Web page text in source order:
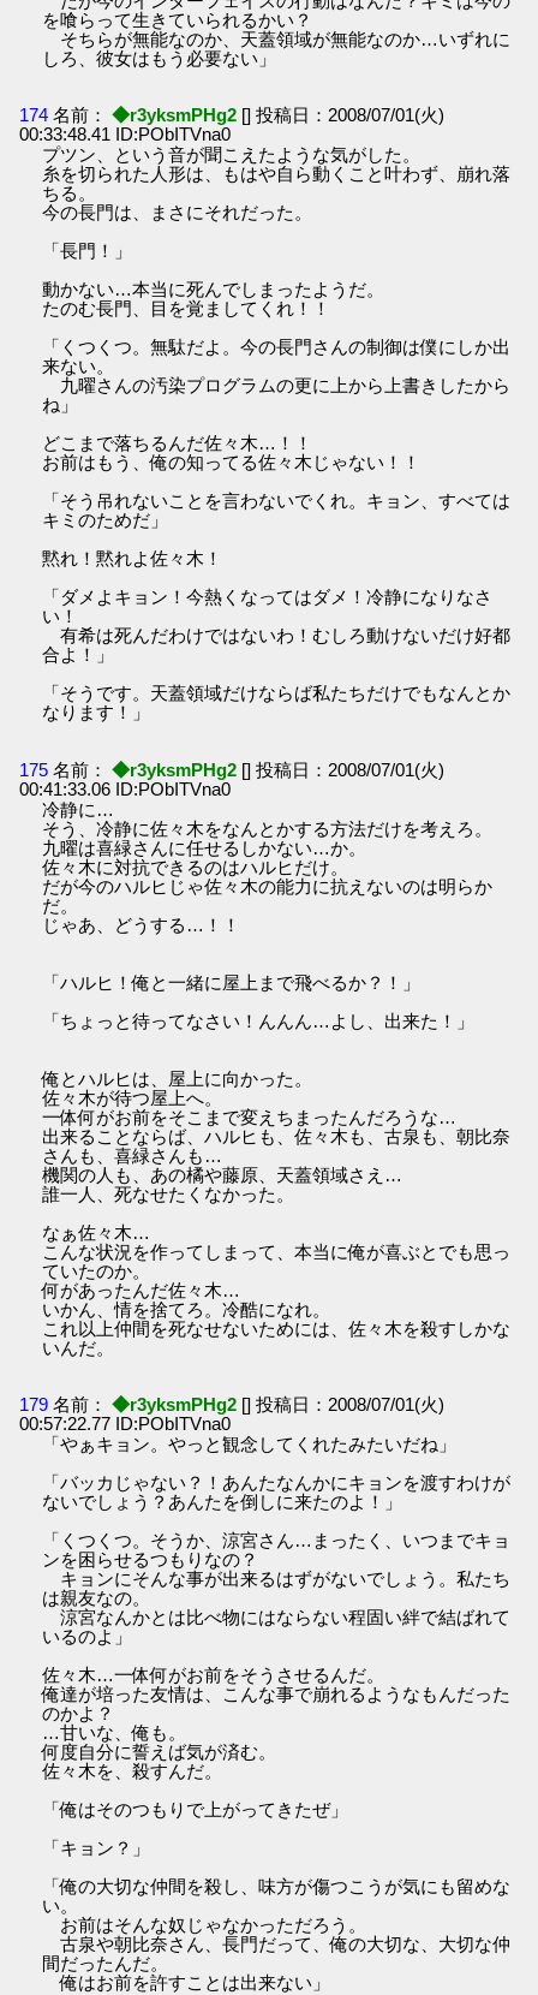
を喰らって生きていられるかい？
そちらが無能なのか、天蓋領域が無能なのか…いずれに
しろ、彼女はもう必要ない」
174 名前： ◆r3yksmPHg2 [] 投稿日：2008/07/01(火)
00:33:48.41 ID:PObITVna0
プツン、という音が聞こえたような気がした。
糸を切られた人形は、もはや自ら動くこと叶わず、崩れ落
ちる。
今の長門は、まさにそれだった。
「長門！」
動かない…本当に死んでしまったようだ。
たのむ長門、目を覚ましてくれ！！
「くつくつ。無駄だよ。今の長門さんの制御は僕にしか出
来ない。
九曜さんの汚染プログラムの更に上から上書きしたから
ね」
どこまで落ちるんだ佐々木…！！
お前はもう、俺の知ってる佐々木じゃない！！
「そう吊れないことを言わないでくれ。キョン、すべては
キミのためだ」
黙れ！黙れよ佐々木！
「ダメよキョン！今熱くなってはダメ！冷静になりなさ
い！
有希は死んだわけではないわ！むしろ動けないだけ好都
合よ！」
「そうです。天蓋領域だけならば私たちだけでもなんとか
なります！」
175 名前： ◆r3yksmPHg2 [] 投稿日：2008/07/01(火)
00:41:33.06 ID:PObITVna0
冷静に…
そう、冷静に佐々木をなんとかする方法だけを考えろ。
九曜は喜緑さんに任せるしかない…か。
佐々木に対抗できるのはハルヒだけ。
だが今のハルヒじゃ佐々木の能力に抗えないのは明らか
だ。
じゃあ、どうする…！！
「ハルヒ！俺と一緒に屋上まで飛べるか？！」
「ちょっと待ってなさい！んんん…よし、出来た！」
俺とハルヒは、屋上に向かった。
佐々木が待つ屋上へ。
一体何がお前をそこまで変えちまったんだろうな…
出来ることならば、ハルヒも、佐々木も、古泉も、朝比奈
さんも、喜緑さんも…
機関の人も、あの橘や藤原、天蓋領域さえ…
誰一人、死なせたくなかった。
なぁ佐々木…
こんな状況を作ってしまって、本当に俺が喜ぶとでも思っ
ていたのか。
何があったんだ佐々木…
いかん、情を捨てろ。冷酷になれ。
これ以上仲間を死なせないためには、佐々木を殺すしかな
いんだ。
179 名前： ◆r3yksmPHg2 [] 投稿日：2008/07/01(火)
00:57:22.77 ID:PObITVna0
「やぁキョン。やっと観念してくれたみたいだね」
「バッカじゃない？！あんたなんかにキョンを渡すわけが
ないでしょう？あんたを倒しに来たのよ！」
「くつくつ。そうか、涼宮さん…まったく、いつまでキョ
ンを困らせるつもりなの？
キョンにそんな事が出来るはずがないでしょう。私たち
は親友なの。
涼宮なんかとは比べ物にはならない程固い絆で結ばれて
いるのよ」
佐々木…一体何がお前をそうさせるんだ。
俺達が培った友情は、こんな事で崩れるようなもんだった
のかよ？
…甘いな、俺も。
何度自分に誓えば気が済む。
佐々木を、殺すんだ。
「俺はそのつもりで上がってきたぜ」
「キョン？」
「俺の大切な仲間を殺し、味方が傷つこうが気にも留めな
い。
お前はそんな奴じゃなかっただろう。
古泉や朝比奈さん、長門だって、俺の大切な、大切な仲
間だったんだ。
俺はお前を許すことは出来ない」